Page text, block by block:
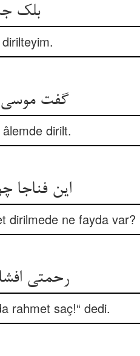
بلک
گفت موسی
âlemde dirilt.
این
dirilmede ne fayda var?
رحمتی
rahmet saç!“ dedi.